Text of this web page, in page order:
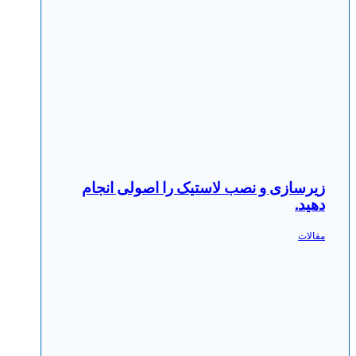
زیرسازی و نصب لاستیک را اصولی انجام
دهید.
مقالات